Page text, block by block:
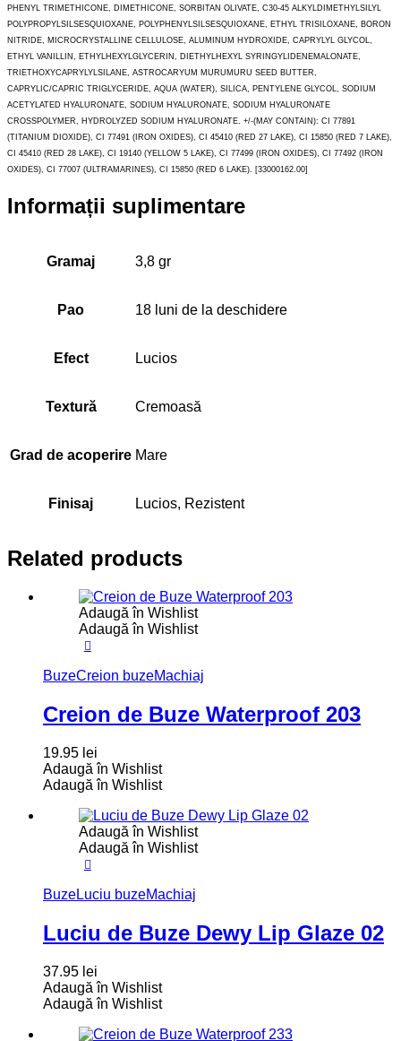
PHENYL TRIMETHICONE, DIMETHICONE, SORBITAN OLIVATE, C30-45 ALKYLDIMETHYLSILYL
POLYPROPYLSILSESQUIOXANE, POLYPHENYLSILSESQUIOXANE, ETHYL TRISILOXANE, BORON
NITRIDE, MICROCRYSTALLINE CELLULOSE, ALUMINUM HYDROXIDE, CAPRYLYL GLYCOL,
ETHYL VANILLIN, ETHYLHEXYLGLYCERIN, DIETHYLHEXYL SYRINGYLIDENEMALONATE,
TRIETHOXYCAPRYLYLSILANE, ASTROCARYUM MURUMURU SEED BUTTER,
CAPRYLIC/CAPRIC TRIGLYCERIDE, AQUA (WATER), SILICA, PENTYLENE GLYCOL, SODIUM
ACETYLATED HYALURONATE, SODIUM HYALURONATE, SODIUM HYALURONATE
CROSSPOLYMER, HYDROLYZED SODIUM HYALURONATE. +/-(MAY CONTAIN): CI 77891
(TITANIUM DIOXIDE), CI 77491 (IRON OXIDES), CI 45410 (RED 27 LAKE), CI 15850 (RED 7 LAKE),
CI 45410 (RED 28 LAKE), CI 19140 (YELLOW 5 LAKE), CI 77499 (IRON OXIDES), CI 77492 (IRON
OXIDES), CI 77007 (ULTRAMARINES), CI 15850 (RED 6 LAKE). [33000162.00]
Informații suplimentare
Gramaj 3,8 gr
Pao 18 luni de la deschidere
Efect Lucios
Textură Cremoasă
Grad de acoperire Mare
Finisaj Lucios, Rezistent
Related products
Adaugă în Wishlist
Adaugă în Wishlist
BuzeCreion buzeMachiaj
Creion de Buze Waterproof 203
19.95 lei
Adaugă în Wishlist
Adaugă în Wishlist
Adaugă în Wishlist
Adaugă în Wishlist
BuzeLuciu buzeMachiaj
Luciu de Buze Dewy Lip Glaze 02
37.95 lei
Adaugă în Wishlist
Adaugă în Wishlist